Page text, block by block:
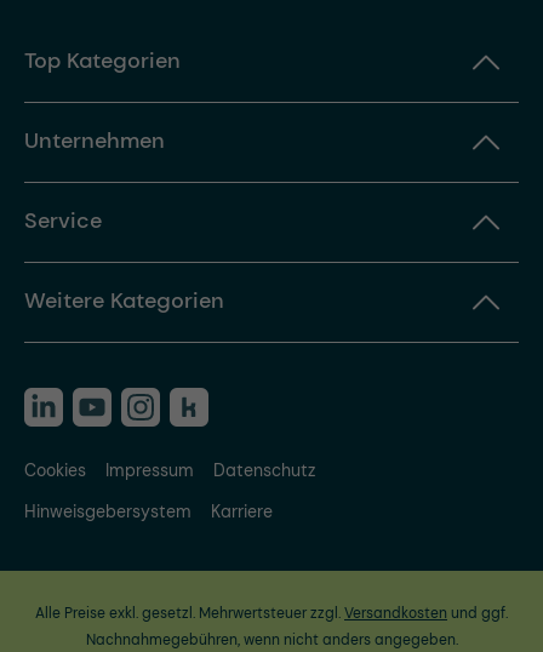
Top Kategorien
Unternehmen
Service
Weitere Kategorien
Cookies Impressum
Datenschutz
Hinweisgebersystem
Karriere
Alle Preise exkl. gesetzl. Mehrwertsteuer zzgl.Versandkosten und ggf.
Nachnahmegebühren, wenn nicht anders angegeben.